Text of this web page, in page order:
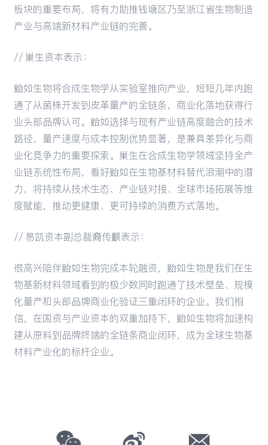
板块的重要布局，将有力助推钱塘区乃至浙江省生物制造
产业与高端新材料产业链的完善。
// 巢生资本表示：
贻如生物将合成生物学从实验室推向产业，短短几年内跑
通了从菌株开发到皮革量产的全链条，商业化落地获得行
业头部品牌认可。贻如选择与现有产业链高度融合的技术
路径，量产速度与成本控制优势显著，是兼具差异化与商
业化竞争力的重要探索。巢生在合成生物学领域坚持全产
业链系统性布局，看好贻如在生物基材料替代浪潮中的潜
力，将持续从技术生态、产业链对接、全球市场拓展等维
度赋能，推动更健康、更可持续的消费方式落地。
// 易凯资本副总裁裔传麒表示：
很高兴陪伴贻如生物完成本轮融资，贻如生物是我们在生
物基新材料领域看到的极少数同时跑通了技术壁垒、规模
化量产和头部品牌商业化验证三重闭环的企业。我们相
信，在国资与产业资本的双重加持下，贻如生物将加速构
建从原料到品牌终端的全链条商业闭环，成为全球生物基
材料产业化的标杆企业。